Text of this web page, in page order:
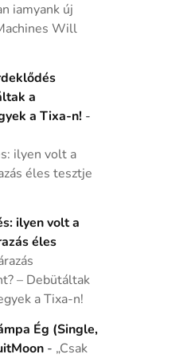
iamyank új
Will
a
a Tixa-n! -
ilyen volt a
éles tesztje
ilyen volt a
éles
– Debütáltak
a Tixa-n!
Ég (Single,
- „Csak